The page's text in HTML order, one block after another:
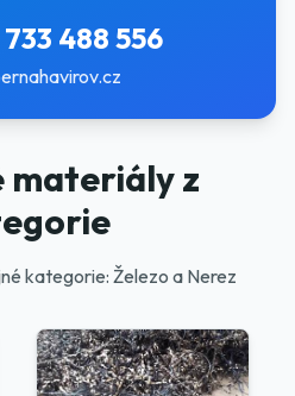
488 556
materiály z
kategorie: Železo a Nerez